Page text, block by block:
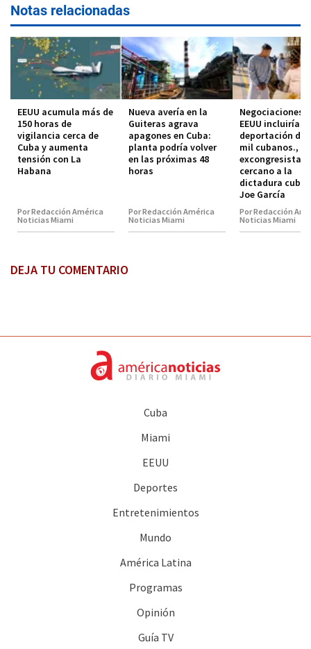
Notas relacionadas
EEUU acumula más de
150 horas de
vigilancia cerca de
Cuba y aumenta
tensión con La
Habana
Por Redacción América
Noticias Miami
Nueva avería en la
Guiteras agrava
apagones en Cuba:
planta podría volver
en las próximas 48
horas
Por Redacción América
Noticias Miami
Negociaciones
EEUU incluirían
deportación de
mil cubanos.,
excongresista
cercano a la
dictadura
Joe García
Por Redacción
Noticias Miami
DEJA TU COMENTARIO
Cuba
Miami
EEUU
Deportes
Entretenimientos
Mundo
América Latina
Programas
Opinión
Guía TV